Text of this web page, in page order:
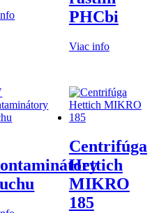
PHCbi
Viac info
Centrifúga
Hettich
MIKRO
185